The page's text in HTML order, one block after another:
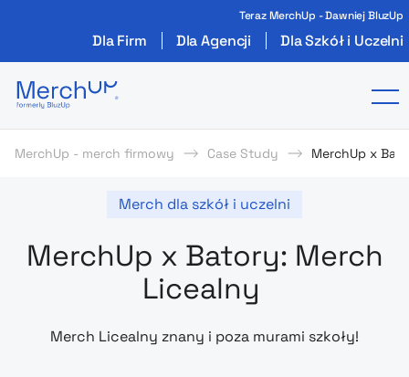
Teraz MerchUp - Dawniej BluzUp
Dla Firm Dla Agencji Dla Szkół i Uczelni
Odzież reklamowa z nadrukiem i gadżety
MerchUp - merch firmowy Case Study MerchUp x
Merch dla szkół i uczelni
MerchUp x Batory: Merch
Licealny
Merch Licealny znany i poza murami szkoły!